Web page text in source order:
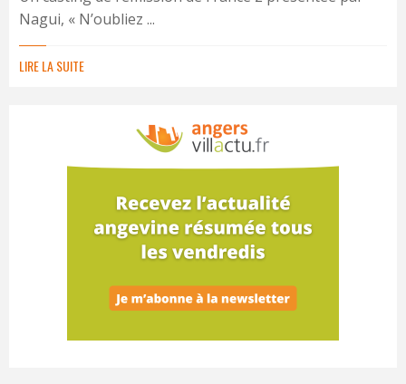
Nagui, « N’oubliez ...
LIRE LA SUITE